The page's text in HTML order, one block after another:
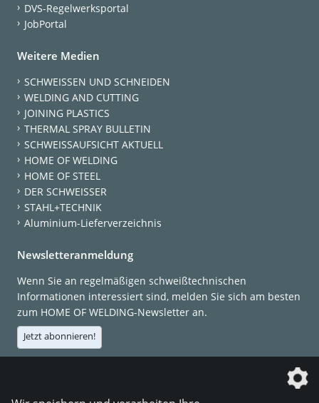
DVS-Regelwerksportal
JobPortal
Weitere Medien
SCHWEISSEN UND SCHNEIDEN
WELDING AND CUTTING
JOINING PLASTICS
THERMAL SPRAY BULLETIN
SCHWEISSAUFSICHT AKTUELL
HOME OF WELDING
HOME OF STEEL
DER SCHWEISSER
STAHL+TECHNIK
Aluminium-Lieferverzeichnis
Newsletteranmeldung
Wenn Sie an regelmäßigen schweißtechnischen
Informationen interessiert sind, melden Sie sich am besten
zum HOME OF WELDING-Newsletter an.
Jetzt abonnieren!
Die DVS Media GmbH ist ein Unternehmen der